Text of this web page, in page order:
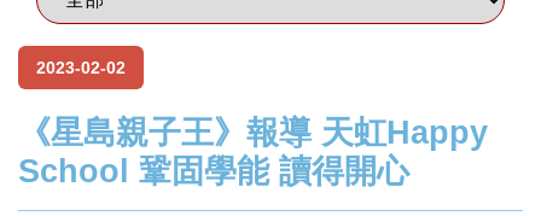
2023-02-02
《星島親子王》報導 天虹Happy
School 鞏固學能 讀得開心